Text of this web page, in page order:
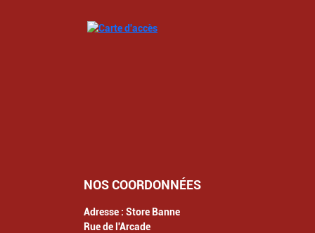
NOS COORDONNÉES
Adresse : Store Banne
Rue de l'Arcade